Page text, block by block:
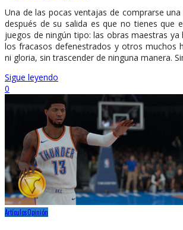
Una de las pocas ventajas de comprarse
después de su salida es que no tienes que
juegos de ningún tipo: las obras maestras ya
los fracasos defenestrados y otros muchos
ni gloria, sin trascender de ninguna manera.
Sigue leyendo
0
ArtículosOpinión